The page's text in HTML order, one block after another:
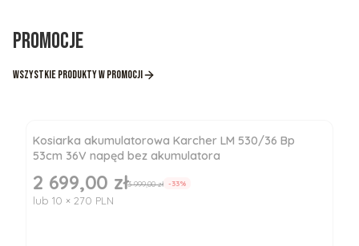
Promocje
Wszystkie produkty w promocji
Kosiarka akumulatorowa Karcher LM 530/36 Bp
53cm 36V napęd bez akumulatora
Cena promocyjna
2 699,00 zł3 999,00 zł -33%
lub 10 × 270 PLN